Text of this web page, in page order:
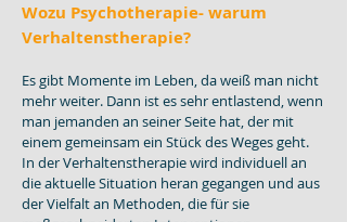
Wozu Psychotherapie- warum
Verhaltenstherapie?
Es gibt Momente im Leben, da weiß man nicht
mehr weiter. Dann ist es sehr entlastend, wenn
man jemanden an seiner Seite hat, der mit
einem gemeinsam ein Stück des Weges geht.
In der Verhaltenstherapie wird individuell an
die aktuelle Situation heran gegangen und aus
der Vielfalt an Methoden, die für sie